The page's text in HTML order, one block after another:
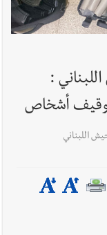
والمنطقة -
؟ | هل يقاطع لبنان
:
أشخاص
اللبناني